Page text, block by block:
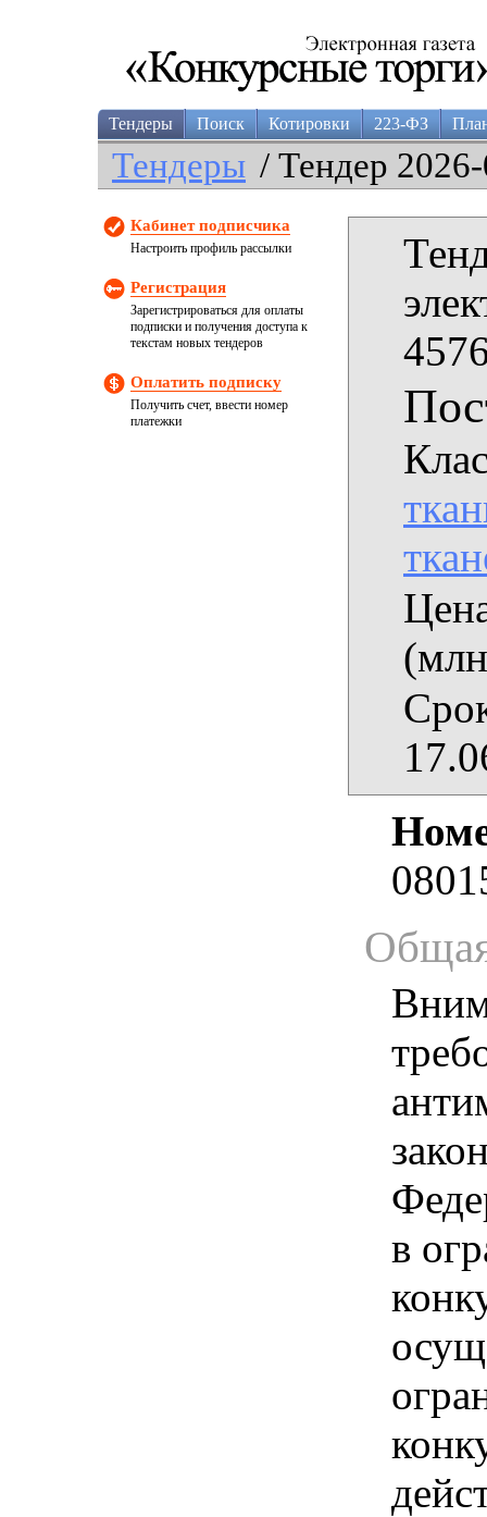
Тендеры Поиск Котировки 223-ФЗ
Тендеры / Тендер
Кабинет подписчика
Настроить профиль рассылки
Регистрация
Зарегистрироваться для оплаты
подписки и получения доступа к
текстам новых тендеров
Оплатить подписку
Получить счет, ввести номер
платежки
в